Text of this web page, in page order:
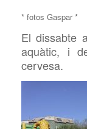
* fotos Gaspar *
El dissabte
aquàtic, i
cervesa.